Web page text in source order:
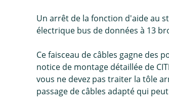
Un arrêt de la fonction d'aide au
électrique bus de données à 13
Ce faisceau de câbles gagne des
notice de montage détaillée de
vous ne devez pas traiter la tôle
passage de câbles adapté qui